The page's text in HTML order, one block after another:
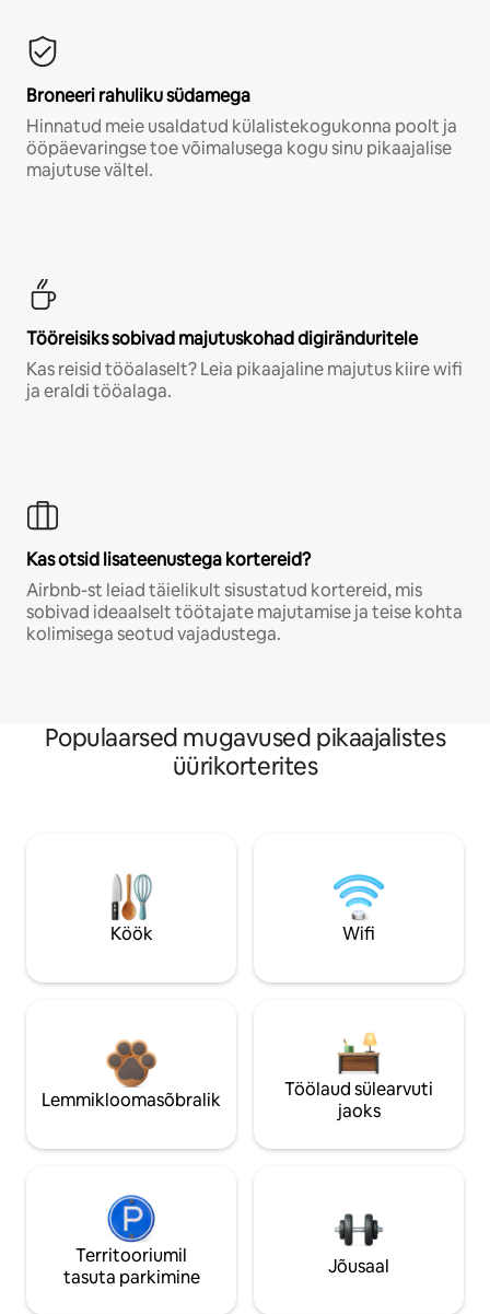
Broneeri rahuliku südamega
Hinnatud meie usaldatud külalistekogukonna poolt ja
ööpäevaringse toe võimalusega kogu sinu pikaajalise
majutuse vältel.
Tööreisiks sobivad majutuskohad digiränduritele
Kas reisid tööalaselt? Leia pikaajaline majutus kiire wifi
ja eraldi tööalaga.
Kas otsid lisateenustega kortereid?
Airbnb-st leiad täielikult sisustatud kortereid, mis
sobivad ideaalselt töötajate majutamise ja teise kohta
kolimisega seotud vajadustega.
Populaarsed mugavused pikaajalistes
üürikorterites
Köök Wifi
Lemmikloomasõbralik
Töölaud sülearvuti
jaoks
Territooriumil
tasuta parkimine
Jõusaal